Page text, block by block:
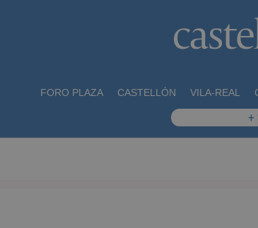
FORO PLAZA CASTELLÓN VILA-REAL
+